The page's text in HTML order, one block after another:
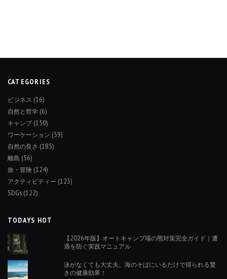
CATEGORIES
ビジネス (16)
自然と哲学 (6)
キャンプ(150)
ワーケーション (39)
自然の良さ (185)
離島 (56)
旅・冒険 (124)
アクティビティー (123)
SDGs (122)
TODAYS HOT
【2026年版】オートキャンプ場の熊対策完全ガイド｜遭
遇を防ぐ実践マニュアル
泳がなくても大丈夫。海のそばにいるだけで得られる驚
きの健康効果！